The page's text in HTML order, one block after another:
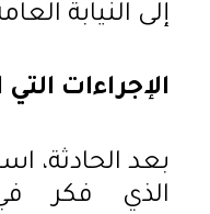
إلى النيابة
الإجراءات
بعد الحادثة،
الذي فكر